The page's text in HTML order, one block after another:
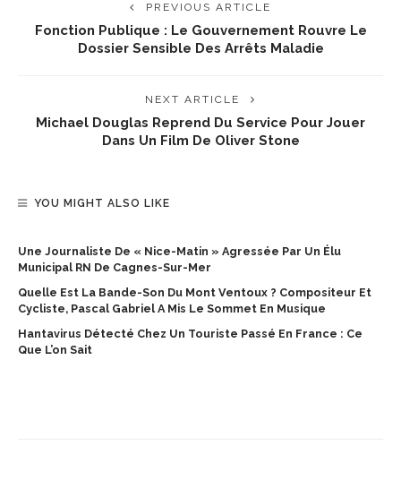
PREVIOUS ARTICLE
Fonction Publique : Le Gouvernement Rouvre Le
Dossier Sensible Des Arrêts Maladie
NEXT ARTICLE
Michael Douglas Reprend Du Service Pour Jouer
Dans Un Film De Oliver Stone
YOU MIGHT ALSO LIKE
Une Journaliste De « Nice-Matin » Agressée Par Un Élu
Municipal RN De Cagnes-Sur-Mer
Quelle Est La Bande-Son Du Mont Ventoux ? Compositeur Et
Cycliste, Pascal Gabriel A Mis Le Sommet En Musique
Hantavirus Détecté Chez Un Touriste Passé En France : Ce
Que L’on Sait